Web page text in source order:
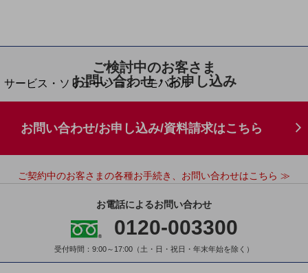
別ウィンドウで開きます
サービス・ソリューション・モバイル
サービス・ソリューションTOP
DXに関する課題を解決する
サービス・ソリューションをご紹介
電話・映像コミュニケーション
セキュリティ
ご検討中のお客さま
お問い合わせ・お申し込み
お問い合わせ/お申し込み/資料請求はこちら
ご契約中のお客さまの各種お手続き、お問い合わせはこちら ≫
お電話によるお問い合わせ
0120-003300
受付時間：9:00～17:00（土・日・祝日・年末年始を除く）